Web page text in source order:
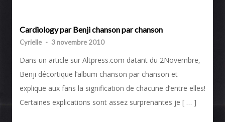
Cardiology par Benji chanson par chanson
Cyrielle - 3 novembre 2010
Dans un article sur Altpress.com datant du 2Novembre,
Benji décortique l’album chanson par chanson et
explique aux fans la signification de chacune d’entre elles!
Certaines explications sont assez surprenantes je [ … ]